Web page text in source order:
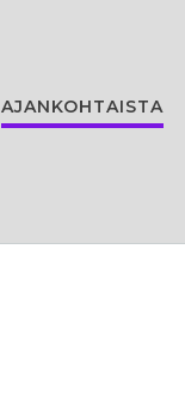
AJANKOHTAISTA